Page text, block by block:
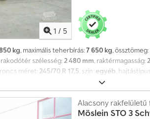
1 / 5
kg, maximális teherbírás:7 650 kg, össztömeg:
rakodótér szélesség:2 480 mm, raktérmagasság:
méret: 245/70 R 17,5, szín: egyéb,
egyéb
rögzítősín, 6 pár rögzítőszem a
és elülső falvastagság egyaránt kb. 17 mm,
jogát fenntartjuk, illusztrációs képek --,
Alacsony
Möslein STO 3